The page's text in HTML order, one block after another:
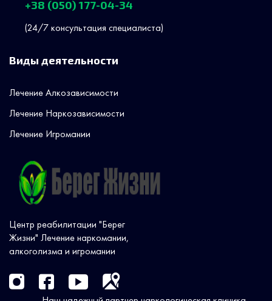
Центр реабилитации "Берег
Жизни" Лечение наркомании,
алкоголизма и игромании
Виды деятельности
Лечение Алкозависимости
Лечение Наркозависимости
Лечение Игромании
+38 (050) 177-04-34
(24/7 консультация специалиста)